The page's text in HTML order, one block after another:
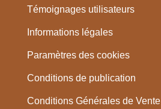
Témoignages utilisateurs
Informations légales
Paramètres des cookies
Conditions de publication
Conditions Générales de Vente